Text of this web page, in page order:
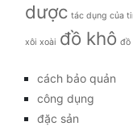
dược tác dụng của
xôi xoài đồ khô đồ
cách bảo quản
công dụng
đặc sản